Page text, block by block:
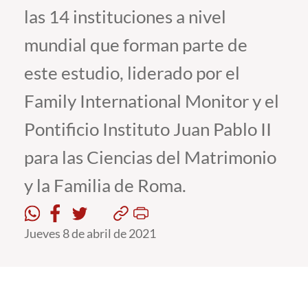
Postgrado
Formación Continua
Académicos
Funcionarios
Alumni
English
las 14 instituciones a nivel
mundial que forman parte de
este estudio, liderado por el
Family International Monitor y el
Pontificio Instituto Juan Pablo II
para las Ciencias del Matrimonio
y la Familia de Roma.
Jueves 8 de abril de 2021